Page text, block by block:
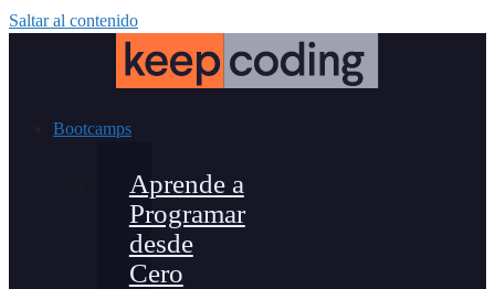
Saltar al contenido
Bootcamps
Aprende a
Programar
desde
Cero